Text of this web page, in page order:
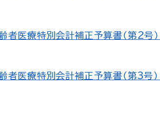
医療特別会計補正予算書（第2号
医療特別会計補正予算書（第3号